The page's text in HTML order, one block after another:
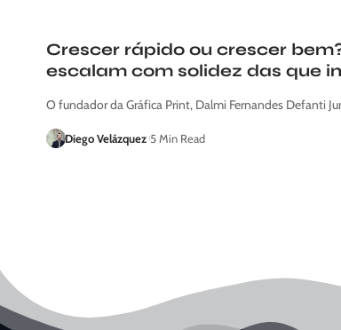
Crescer rápido ou crescer
escalam com solidez das que
O fundador da Gráfica Print, Dalmi Fernandes Defanti
Diego Velázquez 5 Min Read